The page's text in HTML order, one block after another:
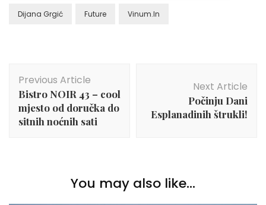
Dijana Grgić Future Vinum.In
Navigation
Previous Article
Bistro NOIR 43 – cool
mjesto od doručka do
sitnih noćnih sati
Next Article
Počinju Dani
Esplanadinih štrukli!
You may also like...